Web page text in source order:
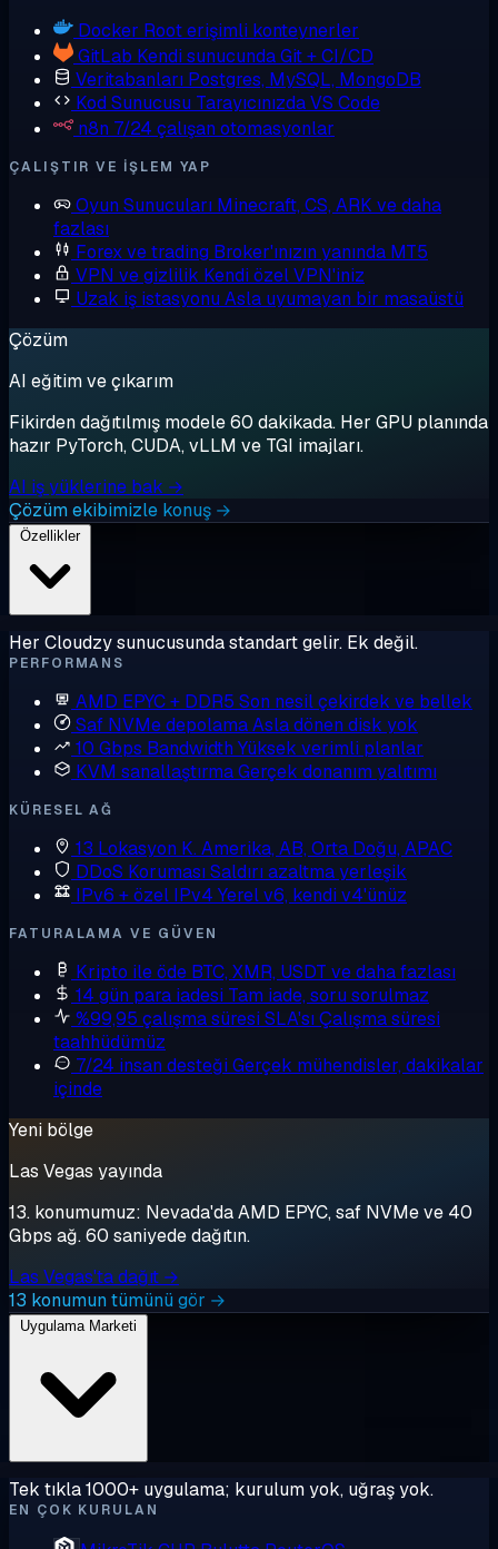
Docker Root erişimli konteynerler
GitLab Kendi sunucunda Git + CI/CD
Veritabanları Postgres, MySQL, MongoDB
Kod Sunucusu Tarayıcınızda VS Code
n8n 7/24 çalışan otomasyonlar
ÇALIŞTIR VE IŞLEM YAP
Oyun Sunucuları Minecraft, CS, ARK ve daha
fazlası
Forex ve trading Broker'ınızın yanında MT5
VPN ve gizlilik Kendi özel VPN'iniz
Uzak iş istasyonu Asla uyumayan bir masaüstü
Çözüm
AI eğitim ve çıkarım
Fikirden dağıtılmış modele 60 dakikada. Her GPU planında
hazır PyTorch, CUDA, vLLM ve TGI imajları.
AI iş yüklerine bak →
Çözüm ekibimizle konuş →
Özellikler
Her Cloudzy sunucusunda standart gelir. Ek değil.
PERFORMANS
AMD EPYC + DDR5 Son nesil çekirdek ve bellek
Saf NVMe depolamaAsla dönen disk yok
10 Gbps Bandwidth Yüksek verimli planlar
KVM sanallaştırmaGerçek donanım yalıtımı
KÜRESEL AĞ
13 Lokasyon K. Amerika, AB, Orta Doğu, APAC
DDoS Koruması Saldırı azaltma yerleşik
IPv6 + özel IPv4 Yerel v6, kendi v4'ünüz
FATURALAMA VE GÜVEN
Kripto ile öde BTC, XMR, USDT ve daha fazlası
14 gün para iadesi Tam iade, soru sorulmaz
%99,95 çalışma süresi SLA'sı Çalışma süresi
taahhüdümüz
7/24 insan desteği Gerçek mühendisler, dakikalar
içinde
Yeni bölge
Las Vegas yayında
13. konumumuz: Nevada'da AMD EPYC, saf NVMe ve 40
Gbps ağ. 60 saniyede dağıtın.
Las Vegas'ta dağıt →
13 konumun tümünü gör →
Tek tıkla 1000+ uygulama; kurulum yok, uğraş yok.
EN ÇOK KURULAN